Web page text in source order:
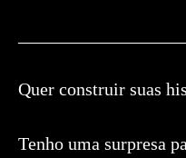
Quer construir suas
Tenho uma surpresa